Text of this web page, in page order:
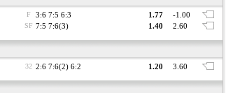
F 3:6 7:5 6:3 1.77 -1.00
SF 7:5 7:6(3) 1.40 2.60
32 2:6 7:6(2) 6:2 1.20 3.60